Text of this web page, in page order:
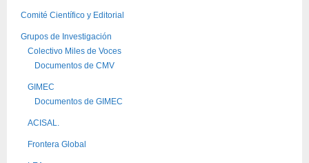
Comité Científico y Editorial
Grupos de Investigación
Colectivo Miles de Voces
Documentos de CMV
GIMEC
Documentos de GIMEC
ACISAL.
Frontera Global